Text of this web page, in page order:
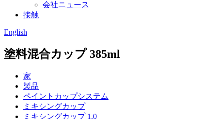
会社ニュース
接触
English
塗料混合カップ 385ml
家
製品
ペイントカップシステム
ミキシングカップ
ミキシングカップ 1.0